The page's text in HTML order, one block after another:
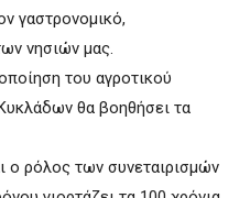
γαστρονομικό,
νησιών μας.
του αγροτικού
θα βοηθήσει τα
ο ρόλος των συνεταιρισμών